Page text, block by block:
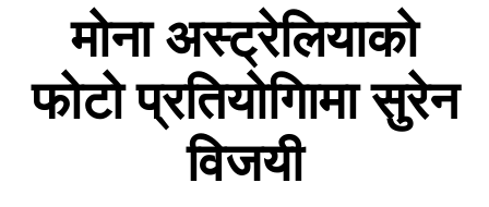
मोना अस्ट्रेलियाको
फोटो प्रतियोगिामा सुरेन
विजयी